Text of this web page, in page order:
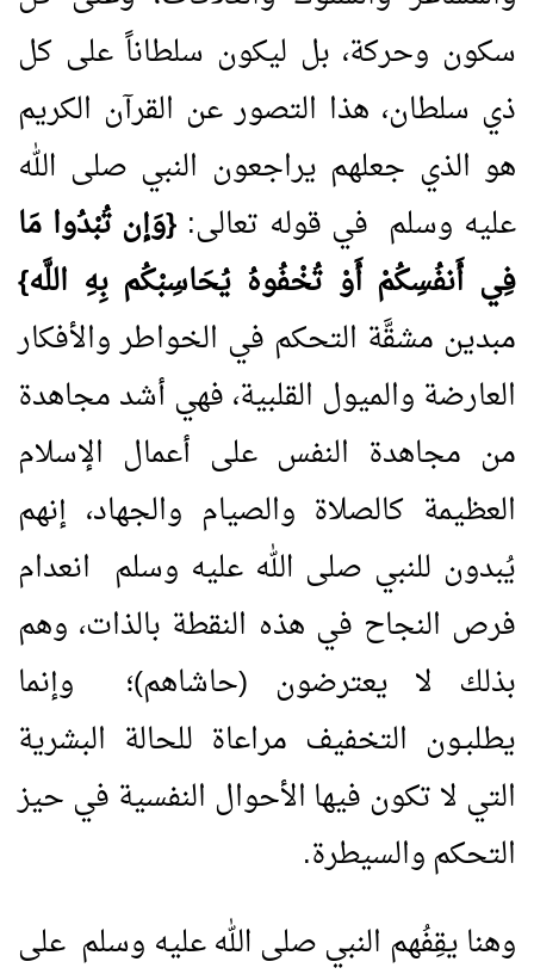
سكون وحركة، بل ليكون سلطاناً على كل
ذي سلطان، هذا التصور عن القرآن الكريم
هو الذي جعلهم يراجعون النبي صلى الله
عليه وسلم في قوله تعالى: {وَإن تُبْدُوا مَا
فِي أَنفُسِكُمْ أَوْ تُخْفُوهُ يُحَاسِبْكُم بِهِ اللَّه}
مبدين مشقَّة التحكم في الخواطر والأفكار
العارضة والميول القلبية، فهي أشد مجاهدة
من مجاهدة النفس على أعمال الإسلام
العظيمة كالصلاة والصيام والجهاد، إنهم
يُبدون للنبي صلى الله عليه وسلم انعدام
فرص النجاح في هذه النقطة بالذات، وهم
بذلك لا يعترضون (حاشاهم)؛ وإنما
يطلبـون التخفيف مراعاة للحالة البشرية
التي لا تكون فيها الأحوال النفسية في حيز
التحكم والسيطرة.
وهنا يقِفُهم النبي صلى الله عليه وسلم على